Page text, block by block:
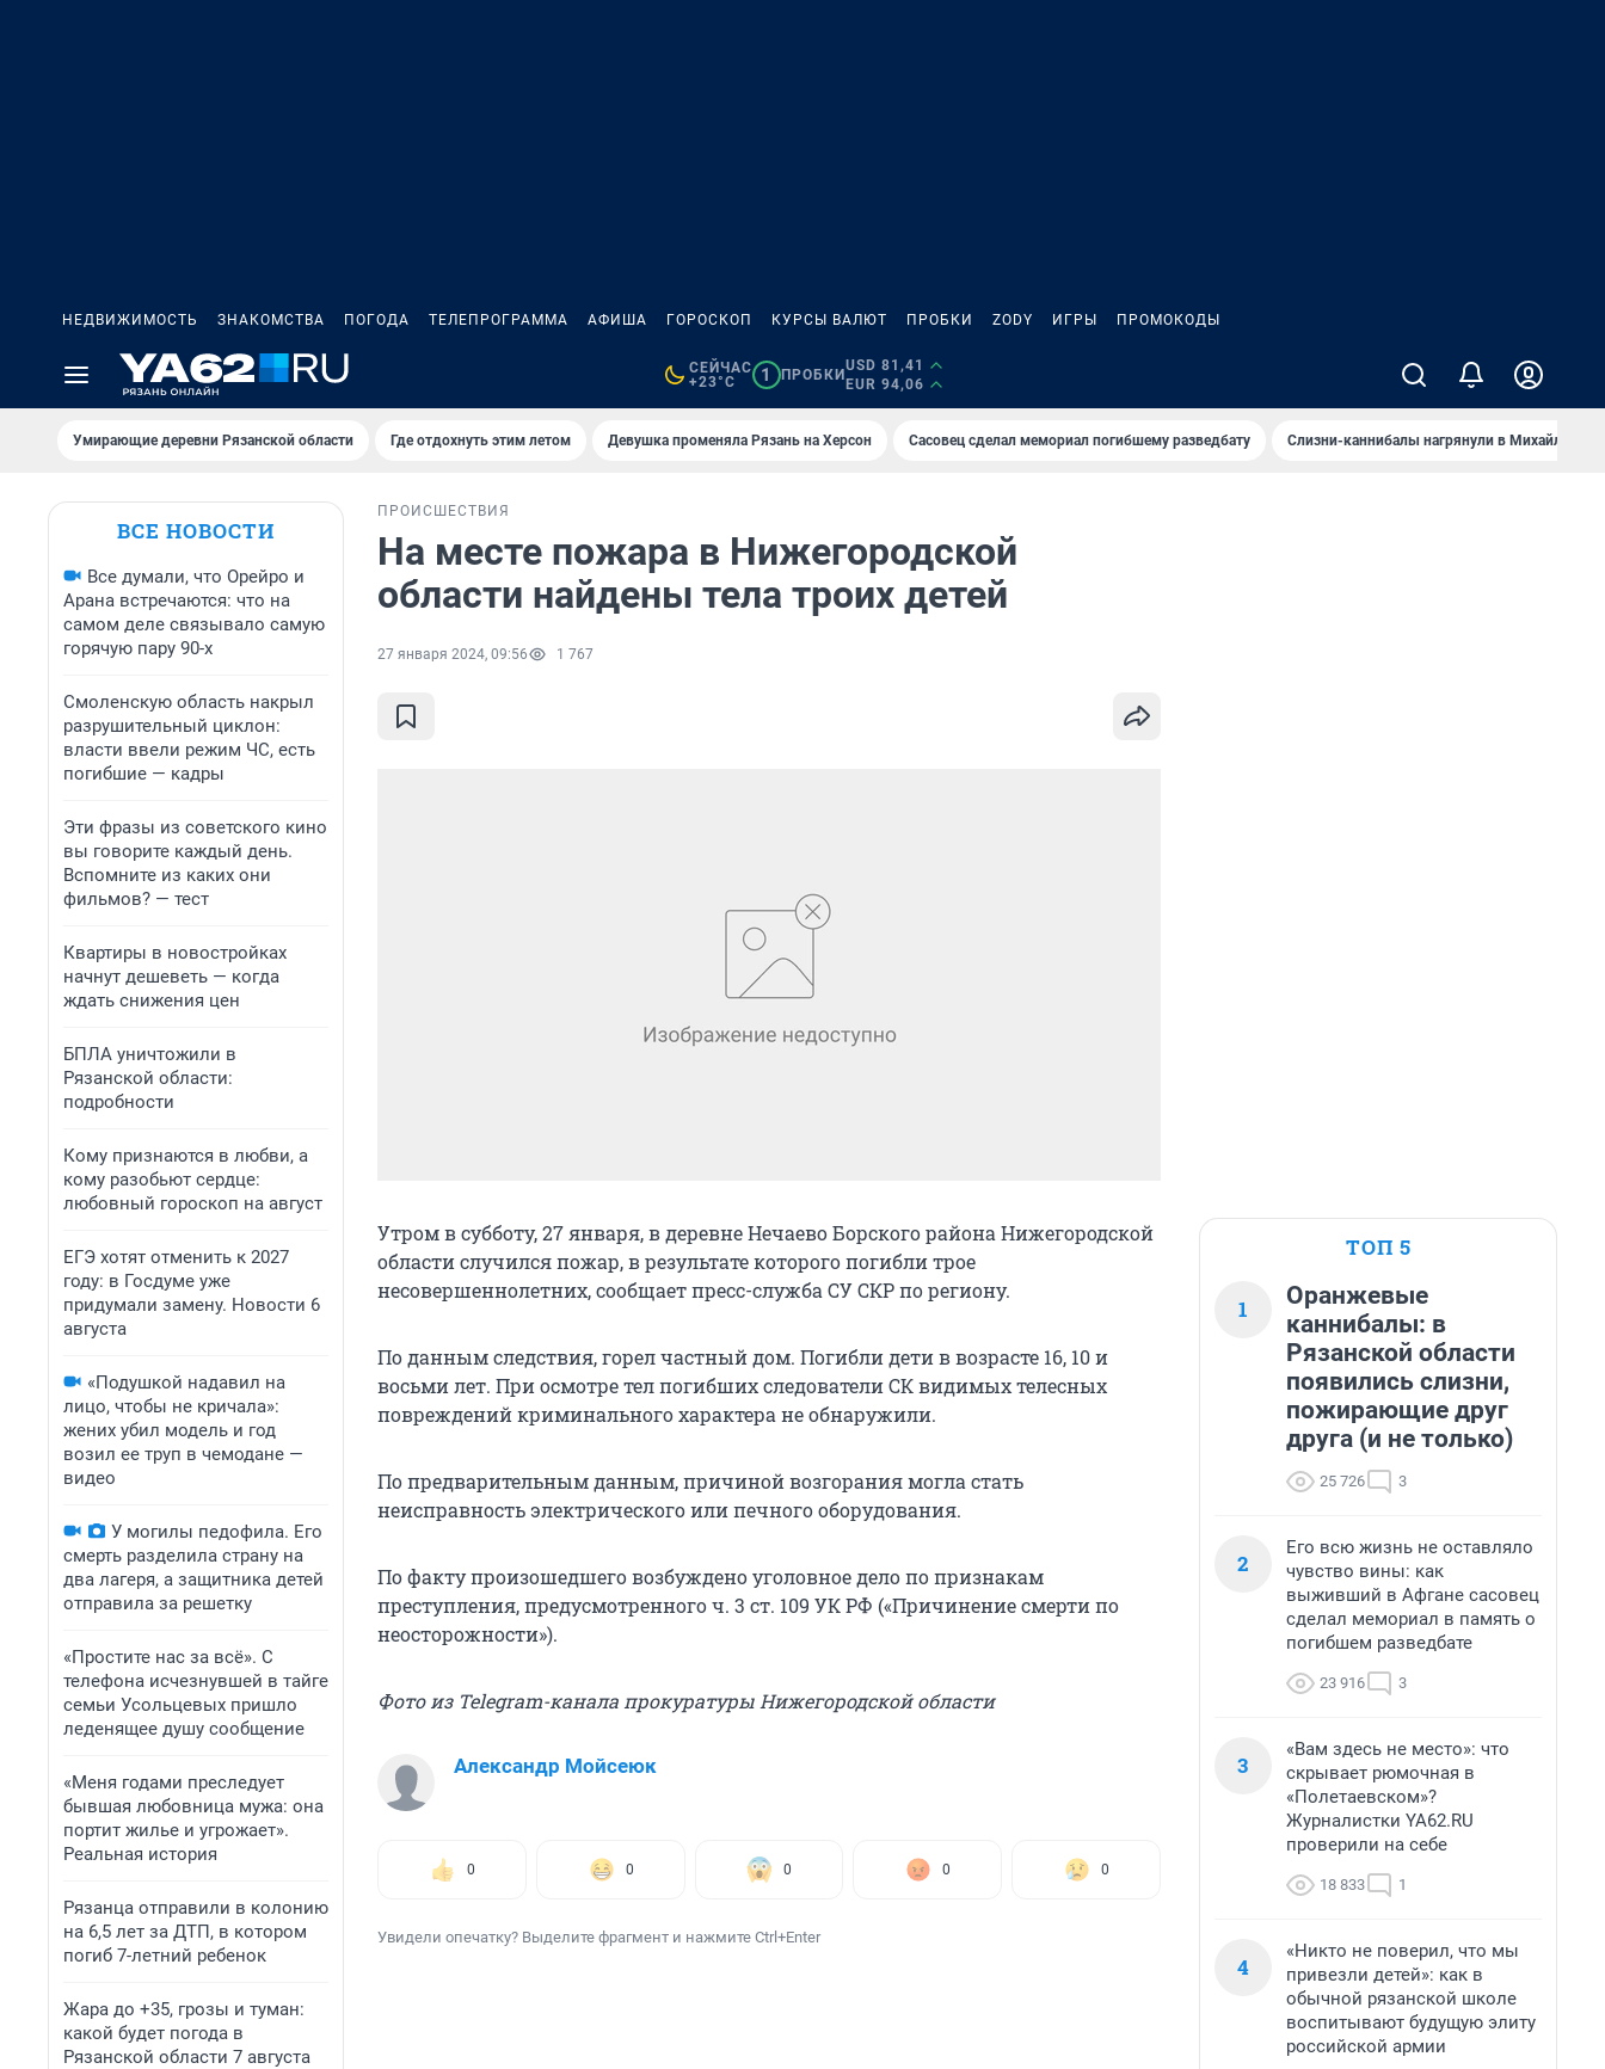
НЕДВИЖИМОСТЬ ЗНАКОМСТВА ПОГОДА ТЕЛЕПРОГРАММА АФИША ГОРОСКОП КУРСЫ ВАЛЮТ ПРОБКИ ZODY ИГРЫ ПРОМОКОДЫ
СЕЙЧАС
+23°C
1 ПРОБКИ
USD 81,41
EUR 94,06
Умирающие деревни Рязанской области Где отдохнуть этим летом Девушка променяла Рязань на Херсон Сасовец сделал мемориал погибшему разведбату Слизни-каннибалы нагрянули в Михайлов
ВСЕ НОВОСТИ
Все думали, что Орейро и
Арана встречаются: что на
самом деле связывало самую
горячую пару 90-х
Смоленскую область накрыл
разрушительный циклон:
власти ввели режим ЧС, есть
погибшие — кадры
Эти фразы из советского кино
вы говорите каждый день.
Вспомните из каких они
фильмов? — тест
Квартиры в новостройках
начнут дешеветь — когда
ждать снижения цен
БПЛА уничтожили в
Рязанской области:
подробности
Кому признаются в любви, а
кому разобьют сердце:
любовный гороскоп на август
ЕГЭ хотят отменить к 2027
году: в Госдуме уже
придумали замену. Новости 6
августа
«Подушкой надавил на
лицо, чтобы не кричала»:
жених убил модель и год
возил ее труп в чемодане —
видео
У могилы педофила. Его
смерть разделила страну на
два лагеря, а защитника детей
отправила за решетку
«Простите нас за всё». С
телефона исчезнувшей в тайге
семьи Усольцевых пришло
леденящее душу сообщение
«Меня годами преследует
бывшая любовница мужа: она
портит жилье и угрожает».
Реальная история
Рязанца отправили в колонию
на 6,5 лет за ДТП, в котором
погиб 7-летний ребенок
Жара до +35, грозы и туман:
какой будет погода в
Рязанской области 7 августа
ПРОИСШЕСТВИЯ
На месте пожара в Нижегородской
области найдены тела троих детей
27 января 2024, 09:56 1 767
Утром в субботу, 27 января, в деревне Нечаево Борского района Нижегородской
области случился пожар, в результате которого погибли трое
несовершеннолетних, сообщает пресс-служба СУ СКР по региону.
По данным следствия, горел частный дом. Погибли дети в возрасте 16, 10 и
восьми лет. При осмотре тел погибших следователи СК видимых телесных
повреждений криминального характера не обнаружили.
По предварительным данным, причиной возгорания могла стать
неисправность электрического или печного оборудования.
По факту произошедшего возбуждено уголовное дело по признакам
преступления, предусмотренного ч. 3 ст. 109 УК РФ («Причинение смерти по
неосторожности»).
Фото из Telegram-канала прокуратуры Нижегородской области
Александр Мойсеюк
0 0 0 0 0
Увидели опечатку? Выделите фрагмент и нажмите Ctrl+Enter
ТОП 5
1
Оранжевые
каннибалы: в
Рязанской области
появились слизни,
пожирающие друг
друга (и не только)
25 726 3
2
Его всю жизнь не оставляло
чувство вины: как
выживший в Афгане сасовец
сделал мемориал в память о
погибшем разведбате
23 916 3
3
«Вам здесь не место»: что
скрывает рюмочная в
«Полетаевском»?
Журналистки YA62.RU
проверили на себе
18 833 1
4
«Никто не поверил, что мы
привезли детей»: как в
обычной рязанской школе
воспитывают будущую элиту
российской армии